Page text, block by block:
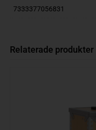
7333377056831
Relaterade produkter